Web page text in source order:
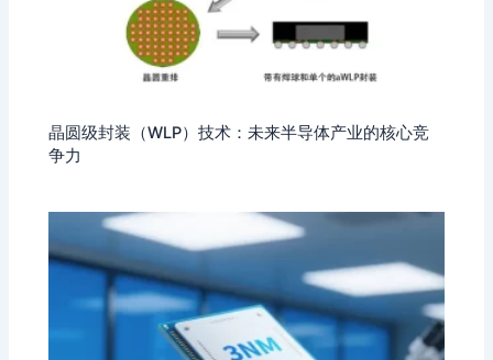
晶圆级封装（WLP）技术：未来半导体产业的核心竞
争力